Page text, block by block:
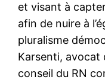
et visant à
afin de nuire à
pluralisme
Karsenti, avocat
conseil du RN